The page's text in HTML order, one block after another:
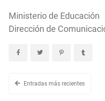
Ministerio de Educación
Dirección de
Entradas más recientes